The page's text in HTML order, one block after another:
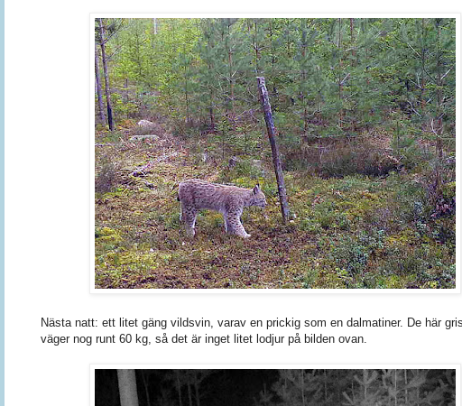
Nästa natt: ett litet gäng vildsvin, varav en prickig som en dalmatiner. De här
väger nog runt 60 kg, så det är inget litet lodjur på bilden ovan.